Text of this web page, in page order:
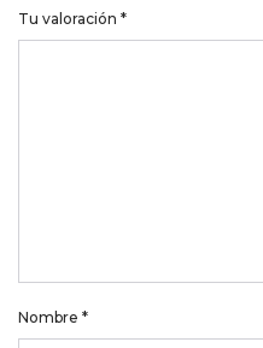
Tu valoración *
Nombre *